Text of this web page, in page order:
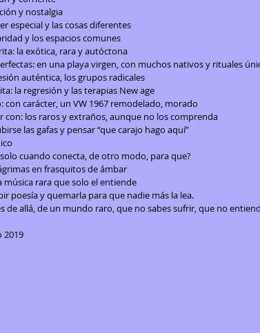
y nostalgia
especial y las cosas diferentes
y los espacios comunes
la exótica, rara y autóctona
en una playa virgen, con muchos nativos y rituales
auténtica, los grupos radicales
la regresión y las terapias New age
con carácter, un VW 1967 remodelado, morado
con: los raros y extraños, aunque no los comprenda
las gafas y pensar “que carajo hago aquí”
cuando conecta, de otro modo, para que?
en frasquitos de ámbar
música rara que solo el entiende
poesía y quemarla para que nadie más la lea.
de allá, de un mundo raro, que no sabes sufrir, que no
2019